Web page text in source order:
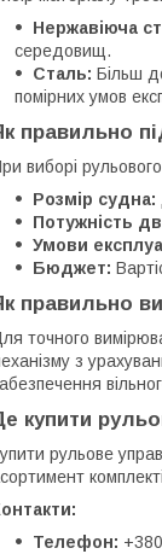
Нержавіюча
середовищ.
Сталь: Більш
помірних умов
правильно
виборі
Розмір судна:
Потужність
Умови
Бюджет:
правильно
точного
з
купити
рульове
Телефон: